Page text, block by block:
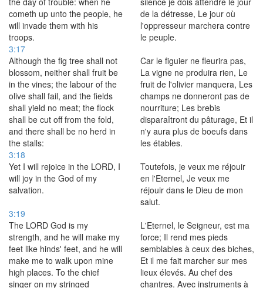
cometh up unto the people, he
will invade them with his
troops.
de la détresse, Le jour où
l'oppresseur marchera contre
le peuple.
3:17
Although the fig tree shall not
blossom, neither shall fruit be
in the vines; the labour of the
olive shall fail, and the fields
shall yield no meat; the flock
shall be cut off from the fold,
and there shall be no herd in
the stalls:
Car le figuier ne fleurira pas,
La vigne ne produira rien, Le
fruit de l'olivier manquera, Les
champs ne donneront pas de
nourriture; Les brebis
disparaîtront du pâturage, Et il
n'y aura plus de boeufs dans
les étables.
3:18
Yet I will rejoice in the LORD, I
will joy in the God of my
salvation.
Toutefois, je veux me réjouir
en l'Eternel, Je veux me
réjouir dans le Dieu de mon
salut.
3:19
The LORD God is my
strength, and he will make my
feet like hinds' feet, and he will
make me to walk upon mine
high places. To the chief
singer on my stringed
L'Eternel, le Seigneur, est ma
force; Il rend mes pieds
semblables à ceux des biches,
Et il me fait marcher sur mes
lieux élevés. Au chef des
chantres. Avec instruments à